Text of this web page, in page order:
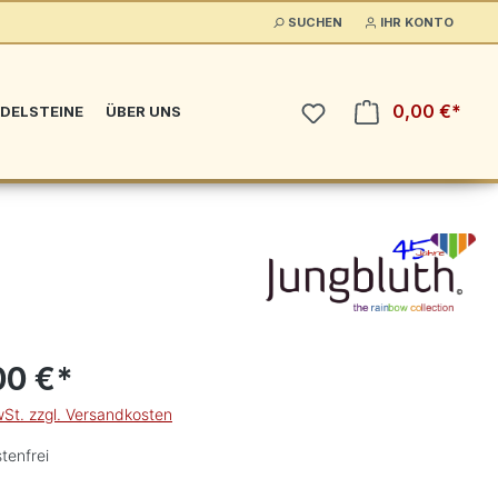
SUCHEN IHR KONTO
ÜBER UNS 0,00 €*
€*
zzgl. Versandkosten